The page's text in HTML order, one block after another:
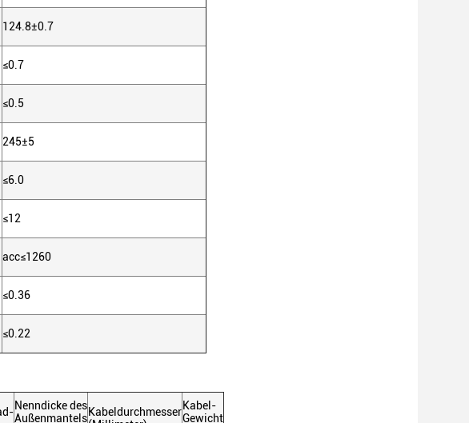
124.8±0.7
≤0.7
≤0.5
245±5
≤6.0
≤12
acc≤1260
≤0.36
≤0.22
Nenndicke des
AußenmantelsKabeldurchmesserKabel-
Gewicht